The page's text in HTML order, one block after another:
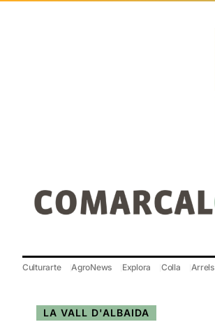
Culturarte AgroNews Explora Colla Arrels
LA VALL D'ALBAIDA